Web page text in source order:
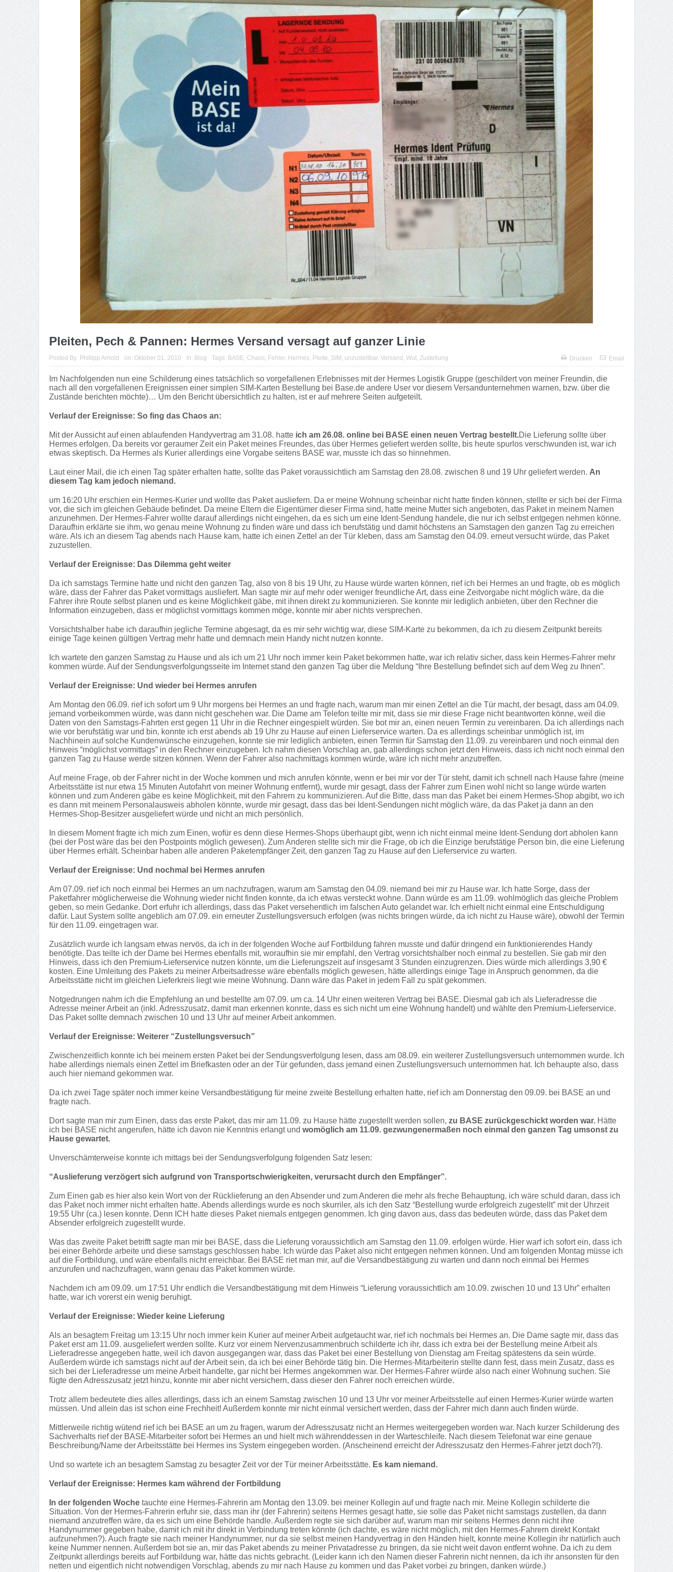
Pleiten, Pech & Pannen: Hermes Versand versagt auf ganzer Linie
Posted By: Phillipp Arnold on: Oktober 01, 2010 In: Blog Tags: BASE Chaos, Fehler, Hermes, Pleite SIM unzustellbar, Versand Wut, Zustellung Drucken Email
Im Nachfolgenden nun eine Schilderung eines tatsächlich so vorgefallenen Erlebnisses mit der Hermes Logistik Gruppe (geschildert von meiner Freundin, die
nach all den vorgefallenen Ereignissen einer simplen SIM-Karten Bestellung bei Base.de andere User vor diesem Versandunternehmen warnen, bzw. über die
Zustände berichten möchte)… Um den Bericht übersichtlich zu halten, ist er auf mehrere Seiten aufgeteilt.
Verlauf der Ereignisse: So fing das Chaos an:
Mit der Aussicht auf einen ablaufenden Handyvertrag am 31.08. hatteich am 26.08. online bei BASE einen neuen Vertrag bestellt.Die Lieferung sollte über
Hermes erfolgen. Da bereits vor geraumer Zeit ein Paket meines Freundes, das über Hermes geliefert werden sollte, bis heute spurlos verschwunden ist, war ich
etwas skeptisch. Da Hermes als Kurier allerdings eine Vorgabe seitens BASE war, musste ich das so hinnehmen.
Laut einer Mail, die ich einen Tag später erhalten hatte, sollte das Paket voraussichtlich am Samstag den 28.08. zwischen 8 und 19 Uhr geliefert werden. An
diesem Tag kam jedoch niemand.
um 16:20 Uhr erschien ein Hermes-Kurier und wollte das Paket ausliefern. Da er meine Wohnung scheinbar nicht hatte finden können, stellte er sich bei der Firma
vor, die sich im gleichen Gebäude befindet. Da meine Eltern die Eigentümer dieser Firma sind, hatte meine Mutter sich angeboten, das Paket in meinem Namen
anzunehmen. Der Hermes-Fahrer wollte darauf allerdings nicht eingehen, da es sich um eine Ident-Sendung handele, die nur ich selbst entgegen nehmen könne.
Daraufhin erklärte sie ihm, wo genau meine Wohnung zu finden wäre und dass ich berufstätig und damit höchstens an Samstagen den ganzen Tag zu erreichen
wäre. Als ich an diesem Tag abends nach Hause kam, hatte ich einen Zettel an der Tür kleben, dass am Samstag den 04.09. erneut versucht würde, das Paket
zuzustellen.
Verlauf der Ereignisse: Das Dilemma geht weiter
Da ich samstags Termine hatte und nicht den ganzen Tag, also von 8 bis 19 Uhr, zu Hause würde warten können, rief ich bei Hermes an und fragte, ob es möglich
wäre, dass der Fahrer das Paket vormittags ausliefert. Man sagte mir auf mehr oder weniger freundliche Art, dass eine Zeitvorgabe nicht möglich wäre, da die
Fahrer ihre Route selbst planen und es keine Möglichkeit gäbe, mit ihnen direkt zu kommunizieren. Sie konnte mir lediglich anbieten, über den Rechner die
Information einzugeben, dass er möglichst vormittags kommen möge, konnte mir aber nichts versprechen.
Vorsichtshalber habe ich daraufhin jegliche Termine abgesagt, da es mir sehr wichtig war, diese SIM-Karte zu bekommen, da ich zu diesem Zeitpunkt bereits
einige Tage keinen gültigen Vertrag mehr hatte und demnach mein Handy nicht nutzen konnte.
Ich wartete den ganzen Samstag zu Hause und als ich um 21 Uhr noch immer kein Paket bekommen hatte, war ich relativ sicher, dass kein Hermes-Fahrer mehr
kommen würde. Auf der Sendungsverfolgungsseite im Internet stand den ganzen Tag über die Meldung “Ihre Bestellung befindet sich auf dem Weg zu Ihnen”.
Verlauf der Ereignisse: Und wieder bei Hermes anrufen
Am Montag den 06.09. rief ich sofort um 9 Uhr morgens bei Hermes an und fragte nach, warum man mir einen Zettel an die Tür macht, der besagt, dass am 04.09.
jemand vorbeikommen würde, was dann nicht geschehen war. Die Dame am Telefon teilte mir mit, dass sie mir diese Frage nicht beantworten könne, weil die
Daten von den Samstags-Fahrten erst gegen 11 Uhr in die Rechner eingespielt würden. Sie bot mir an, einen neuen Termin zu vereinbaren. Da ich allerdings nach
wie vor berufstätig war und bin, konnte ich erst abends ab 19 Uhr zu Hause auf einen Lieferservice warten. Da es allerdings scheinbar unmöglich ist, im
Nachhinein auf solche Kundenwünsche einzugehen, konnte sie mir lediglich anbieten, einen Termin für Samstag den 11.09. zu vereinbaren und noch einmal den
Hinweis “möglichst vormittags” in den Rechner einzugeben. Ich nahm diesen Vorschlag an, gab allerdings schon jetzt den Hinweis, dass ich nicht noch einmal den
ganzen Tag zu Hause werde sitzen können. Wenn der Fahrer also nachmittags kommen würde, wäre ich nicht mehr anzutreffen.
Auf meine Frage, ob der Fahrer nicht in der Woche kommen und mich anrufen könnte, wenn er bei mir vor der Tür steht, damit ich schnell nach Hause fahre (meine
Arbeitsstätte ist nur etwa 15 Minuten Autofahrt von meiner Wohnung entfernt), wurde mir gesagt, dass der Fahrer zum Einen wohl nicht so lange würde warten
können und zum Anderen gäbe es keine Möglichkeit, mit den Fahrern zu kommunizieren. Auf die Bitte, dass man das Paket bei einem Hermes-Shop abgibt, wo ich
es dann mit meinem Personalausweis abholen könnte, wurde mir gesagt, dass das bei Ident-Sendungen nicht möglich wäre, da das Paket ja dann an den
Hermes-Shop-Besitzer ausgeliefert würde und nicht an mich persönlich.
In diesem Moment fragte ich mich zum Einen, wofür es denn diese Hermes-Shops überhaupt gibt, wenn ich nicht einmal meine Ident-Sendung dort abholen kann
(bei der Post wäre das bei den Postpoints möglich gewesen). Zum Anderen stellte sich mir die Frage, ob ich die Einzige berufstätige Person bin, die eine Lieferung
über Hermes erhält. Scheinbar haben alle anderen Paketempfänger Zeit, den ganzen Tag zu Hause auf den Lieferservice zu warten.
Verlauf der Ereignisse: Und nochmal bei Hermes anrufen
Am 07.09. rief ich noch einmal bei Hermes an um nachzufragen, warum am Samstag den 04.09. niemand bei mir zu Hause war. Ich hatte Sorge, dass der
Paketfahrer möglicherweise die Wohnung wieder nicht finden konnte, da ich etwas versteckt wohne. Dann würde es am 11.09. wohlmöglich das gleiche Problem
geben, so mein Gedanke. Dort erfuhr ich allerdings, dass das Paket versehentlich im falschen Auto gelandet war. Ich erhielt nicht einmal eine Entschuldigung
dafür. Laut System sollte angeblich am 07.09. ein erneuter Zustellungsversuch erfolgen (was nichts bringen würde, da ich nicht zu Hause wäre), obwohl der Termin
für den 11.09. eingetragen war.
Zusätzlich wurde ich langsam etwas nervös, da ich in der folgenden Woche auf Fortbildung fahren musste und dafür dringend ein funktionierendes Handy
benötigte. Das teilte ich der Dame bei Hermes ebenfalls mit, woraufhin sie mir empfahl, den Vertrag vorsichtshalber noch einmal zu bestellen. Sie gab mir den
Hinweis, dass ich den Premium-Lieferservice nutzen könnte, um die Lieferungszeit auf insgesamt 3 Stunden einzugrenzen. Dies würde mich allerdings 3,90 €
kosten. Eine Umleitung des Pakets zu meiner Arbeitsadresse wäre ebenfalls möglich gewesen, hätte allerdings einige Tage in Anspruch genommen, da die
Arbeitsstätte nicht im gleichen Lieferkreis liegt wie meine Wohnung. Dann wäre das Paket in jedem Fall zu spät gekommen.
Notgedrungen nahm ich die Empfehlung an und bestellte am 07.09. um ca. 14 Uhr einen weiteren Vertrag bei BASE. Diesmal gab ich als Lieferadresse die
Adresse meiner Arbeit an (inkl. Adresszusatz, damit man erkennen konnte, dass es sich nicht um eine Wohnung handelt) und wählte den Premium-Lieferservice.
Das Paket sollte demnach zwischen 10 und 13 Uhr auf meiner Arbeit ankommen.
Verlauf der Ereignisse: Weiterer “Zustellungsversuch”
Zwischenzeitlich konnte ich bei meinem ersten Paket bei der Sendungsverfolgung lesen, dass am 08.09. ein weiterer Zustellungsversuch unternommen wurde. Ich
habe allerdings niemals einen Zettel im Briefkasten oder an der Tür gefunden, dass jemand einen Zustellungsversuch unternommen hat. Ich behaupte also, dass
auch hier niemand gekommen war.
Da ich zwei Tage später noch immer keine Versandbestätigung für meine zweite Bestellung erhalten hatte, rief ich am Donnerstag den 09.09. bei BASE an und
fragte nach.
Dort sagte man mir zum Einen, dass das erste Paket, das mir am 11.09. zu Hause hätte zugestellt werden sollen, zu BASE zurückgeschickt worden war.Hätte
ich bei BASE nicht angerufen, hätte ich davon nie Kenntnis erlangt und womöglich am 11.09. gezwungenermaßen noch einmal den ganzen Tag umsonst zu
Hause gewartet.
Unverschämterweise konnte ich mittags bei der Sendungsverfolgung folgenden Satz lesen:
“Auslieferung verzögert sich aufgrund von Transportschwierigkeiten, verursacht durch den Empfänger”.
Zum Einen gab es hier also kein Wort von der Rücklieferung an den Absender und zum Anderen die mehr als freche Behauptung, ich wäre schuld daran, dass ich
das Paket noch immer nicht erhalten hatte. Abends allerdings wurde es noch skurriler, als ich den Satz “Bestellung wurde erfolgreich zugestellt” mit der Uhrzeit
19:55 Uhr (ca.) lesen konnte. Denn ICH hatte dieses Paket niemals entgegen genommen. Ich ging davon aus, dass das bedeuten würde, dass das Paket dem
Absender erfolgreich zugestellt wurde.
Was das zweite Paket betrifft sagte man mir bei BASE, dass die Lieferung voraussichtlich am Samstag den 11.09. erfolgen würde. Hier warf ich sofort ein, dass ich
bei einer Behörde arbeite und diese samstags geschlossen habe. Ich würde das Paket also nicht entgegen nehmen können. Und am folgenden Montag müsse ich
auf die Fortbildung, und wäre ebenfalls nicht erreichbar. Bei BASE riet man mir, auf die Versandbestätigung zu warten und dann noch einmal bei Hermes
anzurufen und nachzufragen, wann genau das Paket kommen würde.
Nachdem ich am 09.09. um 17:51 Uhr endlich die Versandbestätigung mit dem Hinweis “Lieferung voraussichtlich am 10.09. zwischen 10 und 13 Uhr” erhalten
hatte, war ich vorerst ein wenig beruhigt.
Verlauf der Ereignisse: Wieder keine Lieferung
Als an besagtem Freitag um 13:15 Uhr noch immer kein Kurier auf meiner Arbeit aufgetaucht war, rief ich nochmals bei Hermes an. Die Dame sagte mir, dass das
Paket erst am 11.09. ausgeliefert werden sollte. Kurz vor einem Nervenzusammenbruch schilderte ich ihr, dass ich extra bei der Bestellung meine Arbeit als
Lieferadresse angegeben hatte, weil ich davon ausgegangen war, dass das Paket bei einer Bestellung von Dienstag am Freitag spätestens da sein würde.
Außerdem würde ich samstags nicht auf der Arbeit sein, da ich bei einer Behörde tätig bin. Die Hermes-Mitarbeiterin stellte dann fest, dass mein Zusatz, dass es
sich bei der Lieferadresse um meine Arbeit handelte, gar nicht bei Hermes angekommen war. Der Hermes-Fahrer würde also nach einer Wohnung suchen. Sie
fügte den Adresszusatz jetzt hinzu, konnte mir aber nicht versichern, dass dieser den Fahrer noch erreichen würde.
Trotz allem bedeutete dies alles allerdings, dass ich an einem Samstag zwischen 10 und 13 Uhr vor meiner Arbeitsstelle auf einen Hermes-Kurier würde warten
müssen. Und allein das ist schon eine Frechheit! Außerdem konnte mir nicht einmal versichert werden, dass der Fahrer mich dann auch finden würde.
Mittlerweile richtig wütend rief ich bei BASE an um zu fragen, warum der Adresszusatz nicht an Hermes weitergegeben worden war. Nach kurzer Schilderung des
Sachverhalts rief der BASE-Mitarbeiter sofort bei Hermes an und hielt mich währenddessen in der Warteschleife. Nach diesem Telefonat war eine genaue
Beschreibung/Name der Arbeitsstätte bei Hermes ins System eingegeben worden. (Anscheinend erreicht der Adresszusatz den Hermes-Fahrer jetzt doch?!).
Und so wartete ich an besagtem Samstag zu besagter Zeit vor der Tür meiner Arbeitsstätte. Es kam niemand.
Verlauf der Ereignisse: Hermes kam während der Fortbildung
In der folgenden Wochetauchte eine Hermes-Fahrerin am Montag den 13.09. bei meiner Kollegin auf und fragte nach mir. Meine Kollegin schilderte die
Situation. Von der Hermes-Fahrerin erfuhr sie, dass man ihr (der Fahrerin) seitens Hermes gesagt hatte, sie solle das Paket nicht samstags zustellen, da dann
niemand anzutreffen wäre, da es sich um eine Behörde handle. Außerdem regte sie sich darüber auf, warum man mir seitens Hermes denn nicht ihre
Handynummer gegeben habe, damit ich mit ihr direkt in Verbindung treten könnte (ich dachte, es wäre nicht möglich, mit den Hermes-Fahrern direkt Kontakt
aufzunehmen?). Auch fragte sie nach meiner Handynummer, nur da sie selbst meinen Handyvertrag in den Händen hielt, konnte meine Kollegin ihr natürlich auch
keine Nummer nennen. Außerdem bot sie an, mir das Paket abends zu meiner Privatadresse zu bringen, da sie nicht weit davon entfernt wohne. Da ich zu dem
Zeitpunkt allerdings bereits auf Fortbildung war, hätte das nichts gebracht. (Leider kann ich den Namen dieser Fahrerin nicht nennen, da ich ihr ansonsten für den
netten und eigentlich nicht notwendigen Vorschlag, abends zu mir nach Hause zu kommen und das Paket vorbei zu bringen, danken würde.)